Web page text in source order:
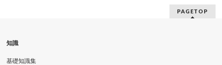
PAGETOP
知識
基礎知識集